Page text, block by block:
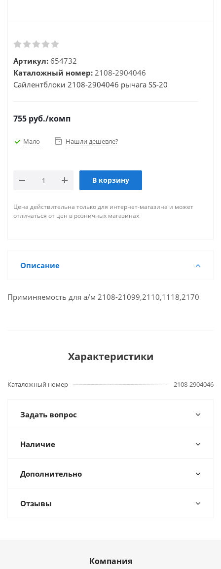
Артикул: 654732
Каталожный номер: 2108-2904046
Сайлентблоки 2108-2904046 рычага SS-20
755 руб./комп
Мало Нашли дешевле?
В корзину
Цена действительна только для интернет-магазина и может
отличаться от цен в розничных магазинах
Описание
Приминяемость для а/м 2108-21099,2110,1118,2170
Характеристики
Каталожный номер 2108-2904046
Задать вопрос
Наличие
Дополнительно
Отзывы
Компания